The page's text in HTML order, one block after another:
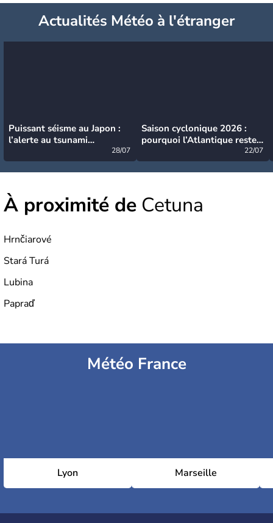
Actualités Météo à l'étranger
Puissant séisme au Japon :
l’alerte au tsunami
28/07
Saison cyclonique 2026 :
pourquoi l’Atlantique reste
22/07
À proximité de Cetuna
Hrnčiarové
Stará Turá
Lubina
Papraď
Météo France
Lyon Marseille